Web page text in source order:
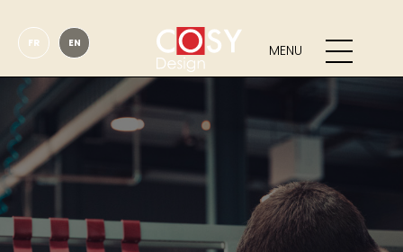
FR EN MENU